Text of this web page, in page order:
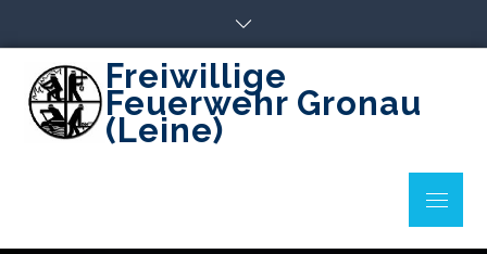
content
Freiwillige
Feuerwehr Gronau
(Leine)
Menu